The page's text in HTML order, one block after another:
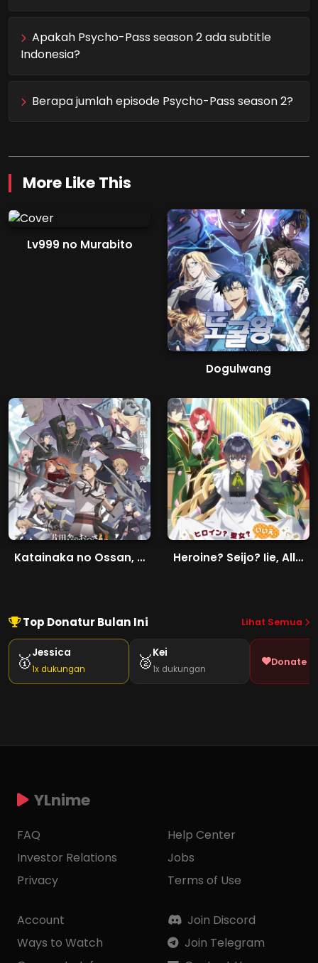
Apakah Psycho-Pass season 2 ada subtitle
Indonesia?
Berapa jumlah episode Psycho-Pass season 2?
More Like This
Lv999 no Murabito
Dogulwang
Katainaka no Ossan, Kensei ni Naru II Heroine? Seijo? Iie, All Works Maid desu (Hokori)!
Top Donatur Bulan Ini Lihat Semua
🥇Jessica
1x dukungan 🥈Kei
1x dukungan
Donate
YLnime
FAQ
Investor Relations
Privacy
Help Center
Jobs
Terms of Use
Account
Ways to Watch
Join Discord
Join Telegram